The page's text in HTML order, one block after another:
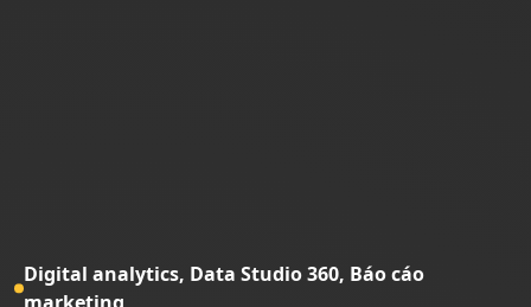
Digital analytics, Data Studio 360, Báo cáo